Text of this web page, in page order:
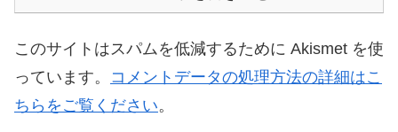
このサイトはスパムを低減するために Akismet を使
っています。 コメントデータの処理方法の詳細はこ
ちらをご覧ください。